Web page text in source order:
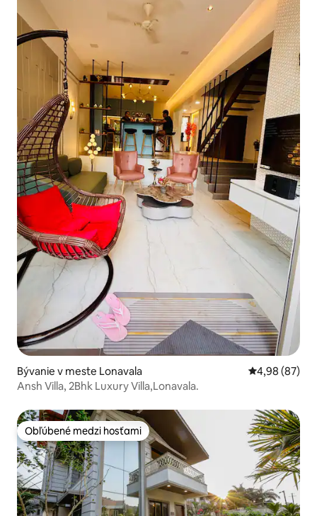
Bývanie v meste Lonavala Priemerné
4,98 (87)
Ansh Villa, 2Bhk Luxury Villa,Lonavala.
Obľúbené medzi hosťami
Obľúbené medzi hosťami